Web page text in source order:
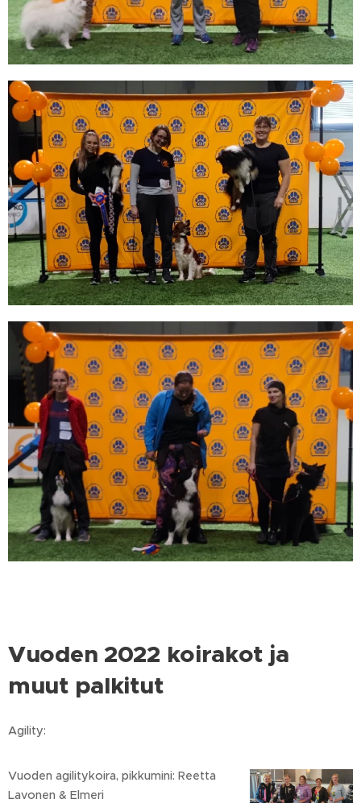
Vuoden 2022 koirakot ja
muut palkitut
Agility:
Vuoden agilitykoira, pikkumini: Reetta
Lavonen & Elmeri